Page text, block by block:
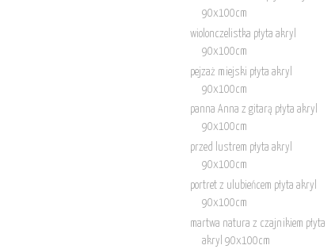
90x100cm
wiolonczelistka płyta akryl
90x100cm
pejzaż miejski płyta akryl
90x100cm
panna Anna z gitarą płyta akryl
90x100cm
przed lustrem płyta akryl
90x100cm
portret z ulubieńcem płyta akryl
90x100cm
martwa natura z czajnikiem płyta
akryl 90x100cm